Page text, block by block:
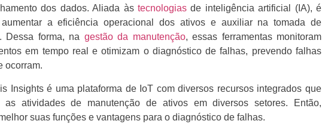
dos dados. Aliada às tecnologias de inteligência artificial (IA), é
aumentar a eficiência operacional dos ativos e auxiliar na tomada de
Dessa forma, na gestão da manutenção, essas ferramentas monitoram
em tempo real e otimizam o diagnóstico de falhas, prevendo falhas
ocorram.
Insights é uma plataforma de IoT com diversos recursos integrados que
as atividades de manutenção de ativos em diversos setores. Então,
suas funções e vantagens para o diagnóstico de falhas.